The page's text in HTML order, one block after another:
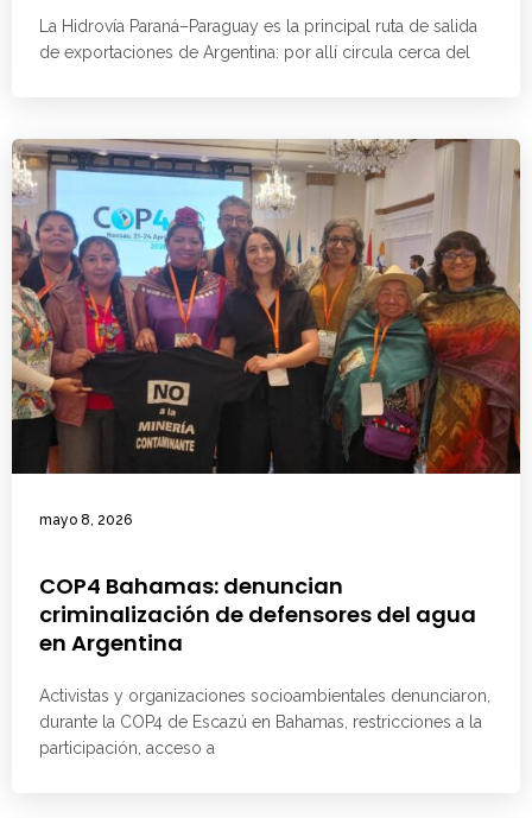
La Hidrovía Paraná–Paraguay es la principal ruta de salida
de exportaciones de Argentina: por allí circula cerca del
mayo 8, 2026
COP4 Bahamas: denuncian
criminalización de defensores del agua
en Argentina
Activistas y organizaciones socioambientales denunciaron,
durante la COP4 de Escazú en Bahamas, restricciones a la
participación, acceso a